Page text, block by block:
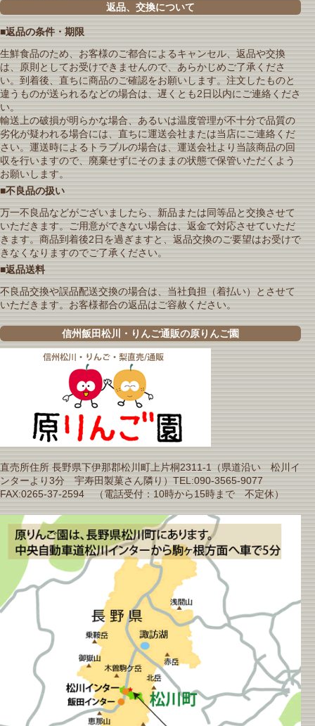
返品、交換について
■返品の条件・期限
生鮮食品のため、お客様のご都合によるキャンセル、返品や交換
は、原則としてお受けできませんので、あらかじめご了承くださ
い。到着後、直ちに商品のご確認をお願いします。注文したものと
違うものが送られるなどの場合は、遅くとも2日以内にご連絡くださ
い。
輸送上の破損が明らかな場合、あるいは温度管理が不十分で品質の
劣化が疑われる場合には、直ちに運送会社または当店にご連絡くだ
さい。運送時によるトラブルの場合は、運送会社より当該商品の回
収を行いますので、廃棄せずにそのままの状態で保管いただくよう
お願いします。
■不良品の扱い
万一不良品などがございましたら、新品または同等品と交換させて
いただきます。ご用意ができない場合は、返金で対応させていただ
きます。商品到着後2日を過ぎますと、返品交換のご要望はお受けで
きなくなりますのでご了承ください。
■返品送料
不良品交換や誤品配送交換の場合は、当社負担（着払い）とさせて
いただきます。お客様都合の返品はご容赦ください。
信州飯田松川・りんご通販の原りんご園
直売所住所 長野県下伊那郡松川町上片桐2311-1（県道沿い 松川イ
ンターより3分 宇寿田製菓さん隣り）TEL:090-3565-9077
FAX:0265-37-2594 （電話受付：10時から15時まで 不定休）